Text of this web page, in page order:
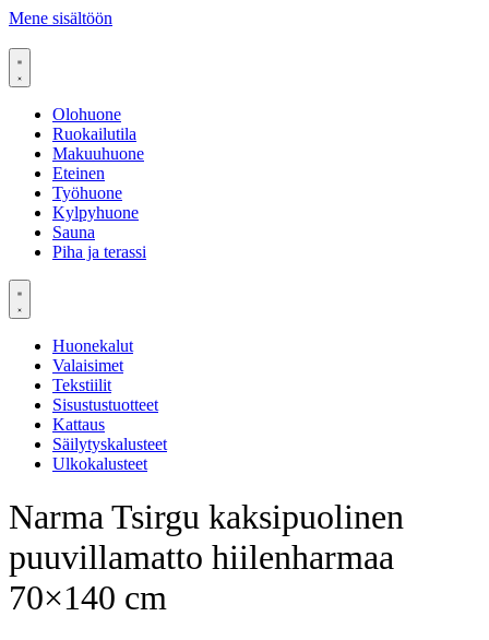
Mene sisältöön
Olohuone
Ruokailutila
Makuuhuone
Eteinen
Työhuone
Kylpyhuone
Sauna
Piha ja terassi
Huonekalut
Valaisimet
Tekstiilit
Sisustustuotteet
Kattaus
Säilytyskalusteet
Ulkokalusteet
Narma Tsirgu kaksipuolinen
puuvillamatto hiilenharmaa
70×140 cm